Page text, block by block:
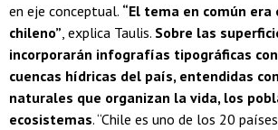
en eje conceptual. “El tema en común
chileno”, explica Taulis. Sobre las
incorporarán infografías tipográficas
cuencas hídricas del país, entendidas
naturales que organizan la vida, los
ecosistemas. “Chile es uno de los 20